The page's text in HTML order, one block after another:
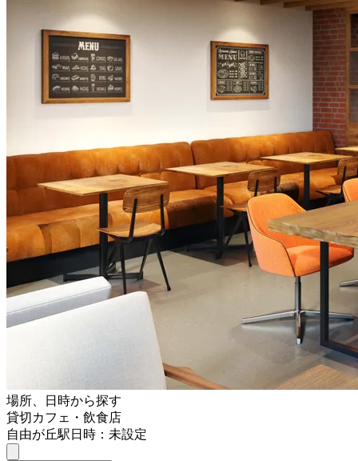
場所、日時から探す
貸切カフェ・飲食店
自由が丘駅日時：未設定